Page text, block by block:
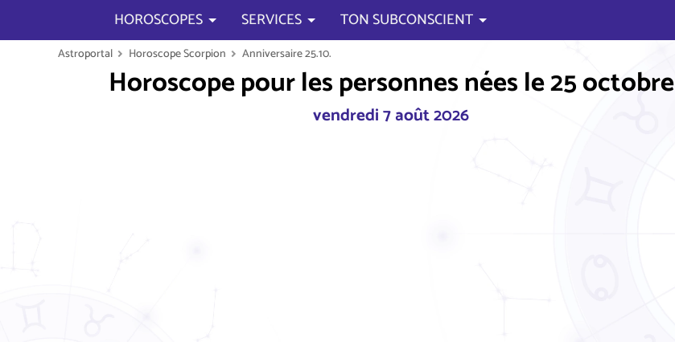
HOROSCOPES SERVICES TON SUBCONSCIENT
Astroportal Horoscope Scorpion Anniversaire 25.10.
Horoscope pour les personnes nées le 25 octobre
vendredi 7 août 2026